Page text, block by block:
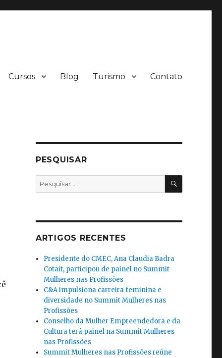
Cursos Blog Turismo Contato
PESQUISAR
Pesquisar
por:
ARTIGOS RECENTES
Presidente do CMEC, Ana Claudia Badra
Cotait, participou de painel no Summit
Mulheres nas Profissões
C&A impulsiona carreira feminina e
diversidade no Summit Mulheres nas
Profissões
Conselho da Mulher Empreendedora e da
Cultura terá painel na Summit Mulheres
nas Profissões
Summit Mulheres nas Profissões reúne